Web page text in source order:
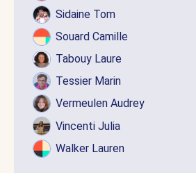
Sidaine Tom
Souard Camille
Tabouy Laure
Tessier Marin
Vermeulen Audrey
Vincenti Julia
Walker Lauren